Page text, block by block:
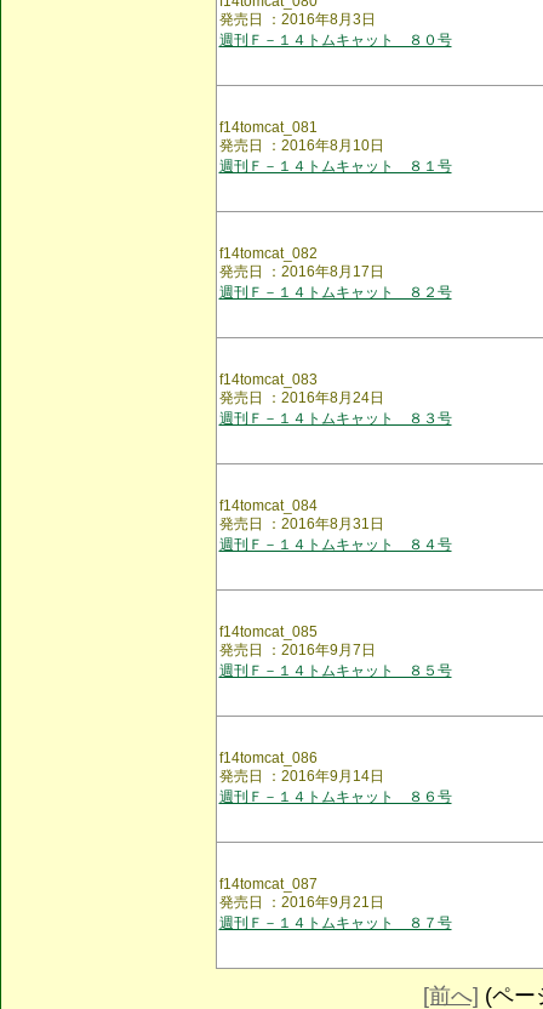
発売日 ：2016年8月3日
週刊Ｆ－１４トムキャット ８０号
f14tomcat_081
発売日 ：2016年8月10日
週刊Ｆ－１４トムキャット ８１号
f14tomcat_082
発売日 ：2016年8月17日
週刊Ｆ－１４トムキャット ８２号
f14tomcat_083
発売日 ：2016年8月24日
週刊Ｆ－１４トムキャット ８３号
f14tomcat_084
発売日 ：2016年8月31日
週刊Ｆ－１４トムキャット ８４号
f14tomcat_085
発売日 ：2016年9月7日
週刊Ｆ－１４トムキャット ８５号
f14tomcat_086
発売日 ：2016年9月14日
週刊Ｆ－１４トムキャット ８６号
f14tomcat_087
発売日 ：2016年9月21日
週刊Ｆ－１４トムキャット ８７号
[前へ] (ペ